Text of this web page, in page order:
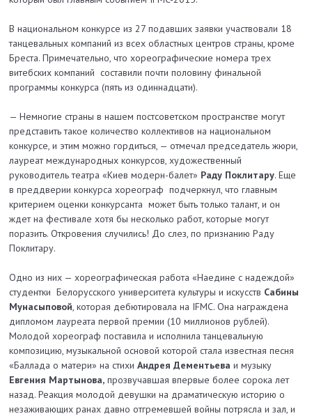
В национальном конкурсе из 27 подавших заявки участвовали 18
танцевальных компаний из всех областных центров страны, кроме
Бреста. Примечательно, что хореографические номера трех
витебских компаний составили почти половину финальной
программы конкурса (пять из одиннадцати).
— Немногие страны в нашем постсоветском пространстве могут
представить такое количество коллективов на национальном
конкурсе, и этим можно гордиться, — отмечал председатель жюри,
лауреат международных конкурсов, художественный
руководитель театра «Киев модерн-балет» Раду Поклитару. Еще
в преддверии конкурса хореограф подчеркнул, что главным
критерием оценки конкурсанта может быть только талант, и он
ждет на фестивале хотя бы несколько работ, которые могут
поразить. Откровения случились! До слез, по признанию Раду
Поклитару.
Одно из них — хореографическая работа «Наедине с надеждой»
студентки Белорусского университета культуры и искусств Сабины
Мунасыповой, которая дебютировала на IFMC. Она награждена
дипломом лауреата первой премии (10 миллионов рублей).
Молодой хореограф поставила и исполнила танцевальную
композицию, музыкальной основой которой стала известная песня
«Баллада о матери» на стихиАндрея Дементьева и музыку
Евгения Мартынова, прозвучавшая впервые более сорока лет
назад. Реакция молодой девушки на драматическую историю о
незаживающих ранах давно отгремевшей войны потрясла и зал, и